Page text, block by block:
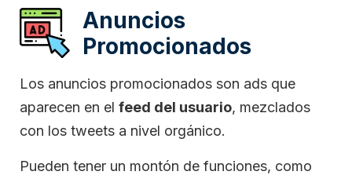
Anuncios
Promocionados
Los anuncios promocionados son ads que
aparecen en el feed del usuario, mezclados
con los tweets a nivel orgánico.
Pueden tener un montón de funciones, como